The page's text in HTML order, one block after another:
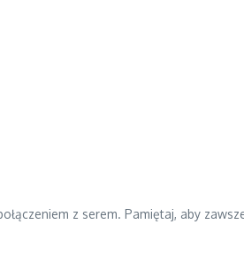
z serem. Pamiętaj, aby